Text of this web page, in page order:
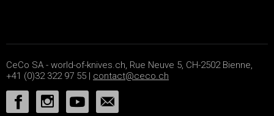
CeCo SA - world-of-knives.ch, Rue Neuve 5, CH-2502 Bienne,
+41 (0)32 322 97 55 | contact@ceco.ch